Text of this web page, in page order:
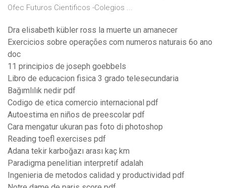
Ofec Futuros Cientificos -Colegios ...
Dra elisabeth kübler ross la muerte un amanecer
Exercicios sobre operações com numeros naturais 6o ano
doc
11 principios de joseph goebbels
Libro de educacion fisica 3 grado telesecundaria
Bağımlılık nedir pdf
Codigo de etica comercio internacional pdf
Autoestima en niños de preescolar pdf
Cara mengatur ukuran pas foto di photoshop
Reading toefl exercises pdf
Adana tekir karboğazı arası kaç km
Paradigma penelitian interpretif adalah
Ingenieria de metodos calidad y productividad pdf